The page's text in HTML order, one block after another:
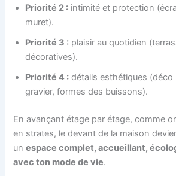
Priorité 2 : intimité et protection
muret).
Priorité 3 : plaisir au quotidien
décoratives).
Priorité 4 : détails esthétiques (déco
gravier, formes des buissons).
En avançant étage par étage, comme
en strates, le devant de la maison
unespace complet, accueillant,
avec ton mode de vie.